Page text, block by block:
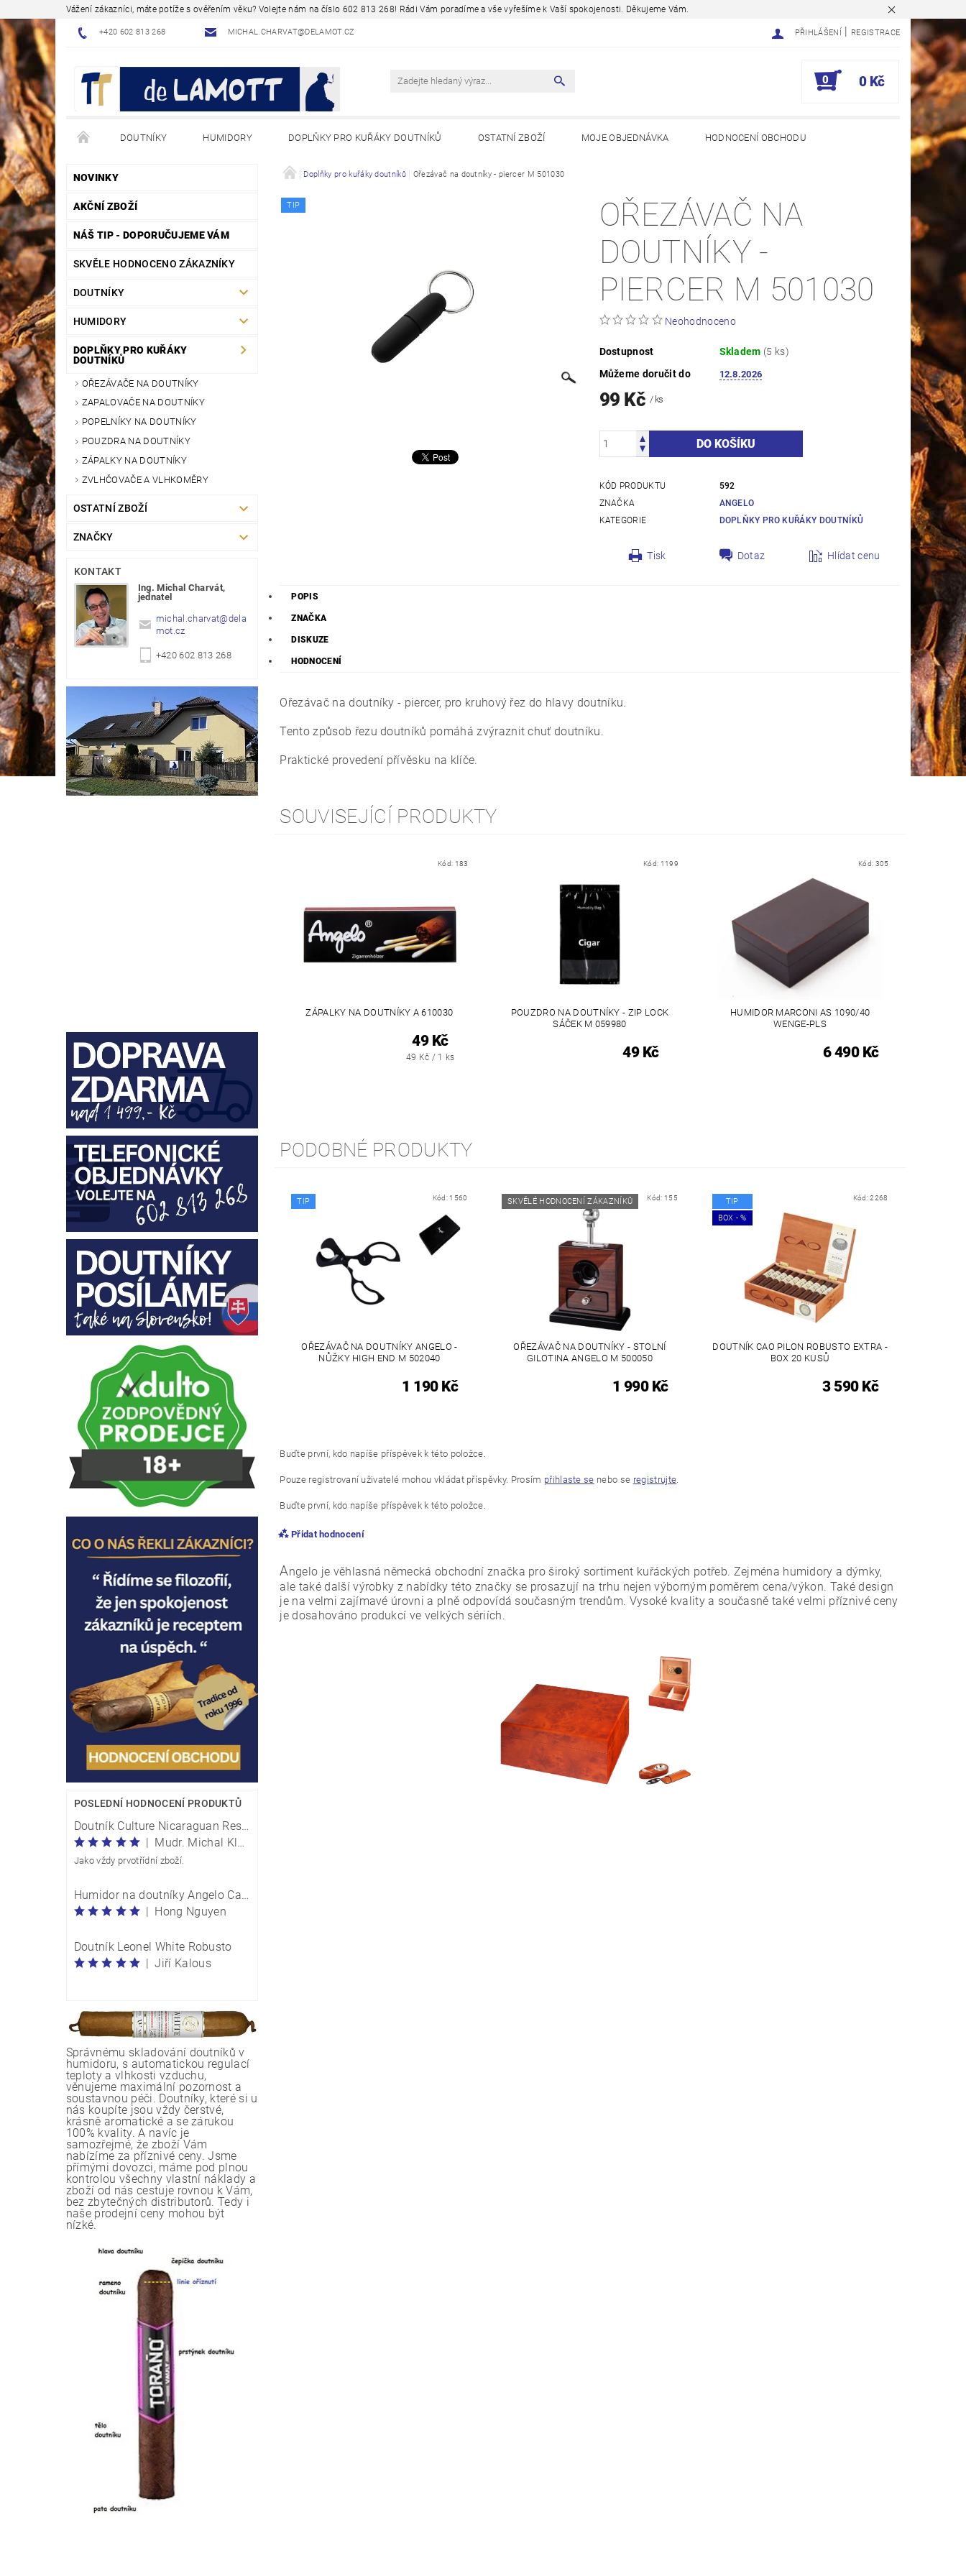
Vážení zákazníci, máte potíže s ověřením věku? Volejte nám na číslo 602 813 268! Rádi Vám poradíme a vše vyřešíme k Vaší spokojenosti. Děkujeme Vám.
+420 602 813 268 MICHAL.CHARVAT@DELAMOT.CZ PŘIHLÁŠENÍ REGISTRACE
0 0 Kč
DOUTNÍKY HUMIDORY DOPLŇKY PRO KUŘÁKY DOUTNÍKŮ OSTATNÍ ZBOŽÍ MOJE OBJEDNÁVKA HODNOCENÍ OBCHODU
NÁVODY - JAK NA TO BLOG - ODBORNÉ ČLÁNKY A ZAJÍMAVOSTI
NOVINKY
AKČNÍ ZBOŽÍ
NÁŠ TIP - DOPORUČUJEME VÁM
SKVĚLE HODNOCENO ZÁKAZNÍKY
DOUTNÍKY
HUMIDORY
DOPLŇKY PRO KUŘÁKY
DOUTNÍKŮ
OŘEZÁVAČE NA DOUTNÍKY
ZAPALOVAČE NA DOUTNÍKY
POPELNÍKY NA DOUTNÍKY
POUZDRA NA DOUTNÍKY
ZÁPALKY NA DOUTNÍKY
ZVLHČOVAČE A VLHKOMĚRY
OSTATNÍ ZBOŽÍ
ZNAČKY
KONTAKT
Ing. Michal Charvát,
jednatel
michal.charvat@dela
mot.cz
+420 602 813 268
POSLEDNÍ HODNOCENÍ PRODUKTŮ
Doutník Culture Nicaraguan Reserve Perla Traveller - box 20 kusů
|
Mudr. Michal Klečka
Jako vždy prvotřídní zboží.
Humidor na doutníky Angelo Carbon Optik M 920054
| Hong Nguyen
Doutník Leonel White Robusto
| Jiří Kalous
Správnému skladování doutníků v
humidoru, s automatickou regulací
teploty a vlhkosti vzduchu,
věnujeme maximální pozornost a
soustavnou péči. Doutníky, které si u
nás koupíte jsou vždy čerstvé,
krásně aromatické a se zárukou
100% kvality. A navíc je
samozřejmé, že zboží Vám
nabízíme za příznivé ceny. Jsme
přímými dovozci, máme pod plnou
kontrolou všechny vlastní náklady a
zboží od nás cestuje rovnou k Vám,
bez zbytečných distributorů. Tedy i
naše prodejní ceny mohou být
nízké.
Doplňky pro kuřáky doutníků Ořezávač na doutníky - piercer M 501030
TIP
OŘEZÁVAČ NA
DOUTNÍKY -
PIERCER M 501030
Neohodnoceno
Dostupnost Skladem (5 ks)
Můžeme doručit do
12.8.2026
99 Kč / ks
KÓD PRODUKTU
592
ZNAČKA
ANGELO
KATEGORIE
DOPLŇKY PRO KUŘÁKY DOUTNÍKŮ
Tisk Dotaz Hlídat cenu
POPIS
ZNAČKA
DISKUZE
HODNOCENÍ
Ořezávač na doutníky - piercer, pro kruhový řez do hlavy doutníku.
Tento způsob řezu doutníků pomáhá zvýraznit chuť doutníku.
Praktické provedení přívěsku na klíče.
SOUVISEJÍCÍ PRODUKTY
Kód: 183
ZÁPALKY NA DOUTNÍKY A 610030
49 Kč
49 Kč / 1 ks
Kód: 1199
POUZDRO NA DOUTNÍKY - ZIP LOCK
SÁČEK M 059980
49 Kč
Kód: 305
HUMIDOR MARCONI AS 1090/40
WENGE-PLS
6 490 Kč
PODOBNÉ PRODUKTY
TIP Kód: 1560
OŘEZÁVAČ NA DOUTNÍKY ANGELO -
NŮŽKY HIGH END M 502040
1 190 Kč
SKVĚLÉ HODNOCENÍ ZÁKAZNÍKŮ Kód: 155
OŘEZÁVAČ NA DOUTNÍKY - STOLNÍ
GILOTINA ANGELO M 500050
1 990 Kč
TIP
BOX - %
Kód:2268
DOUTNÍK CAO PILON ROBUSTO EXTRA -
BOX 20 KUSŮ
3 590 Kč
Buďte první, kdo napíše příspěvek k této položce.
Pouze registrovaní uživatelé mohou vkládat příspěvky. Prosím přihlaste se nebo se registrujte
Buďte první, kdo napíše příspěvek k této položce.
Přidat hodnocení
podmínkami ochrany osobních údajů
Angelo je věhlasná německá obchodní značka pro široký sortiment kuřáckých potřeb. Zejména humidory a dýmky,
ale také další výrobky z nabídky této značky se prosazují na trhu nejen výborným poměrem cena/výkon. Také design
je na velmi zajímavé úrovni a plně odpovídá současným trendům. Vysoké kvality a současně také velmi příznivé ceny
je dosahováno produkcí ve velkých sériích.